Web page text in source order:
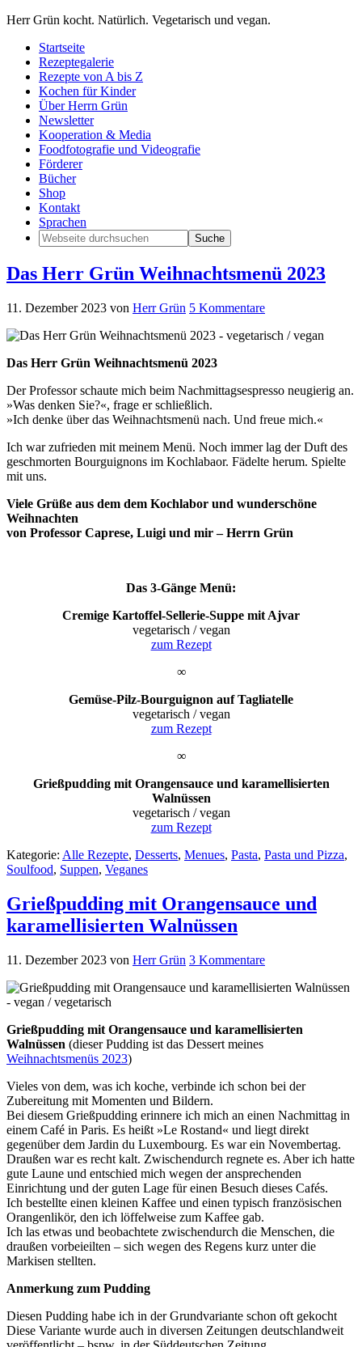
Herr Grün kocht. Natürlich. Vegetarisch und vegan.
Startseite
Rezeptegalerie
Rezepte von A bis Z
Kochen für Kinder
Über Herrn Grün
Newsletter
Kooperation & Media
Foodfotografie und Videografie
Förderer
Bücher
Shop
Kontakt
Sprachen
Das Herr Grün Weihnachtsmenü 2023
11. Dezember 2023 von Herr Grün 5 Kommentare
Das Herr Grün Weihnachtsmenü 2023
Der Professor schaute mich beim Nachmittagsespresso neugierig an.
»Was denken Sie?«, frage er schließlich.
»Ich denke über das Weihnachtsmenü nach. Und freue mich.«
Ich war zufrieden mit meinem Menü. Noch immer lag der Duft des
geschmorten Bourguignons im Kochlabaor. Fädelte herum. Spielte
mit uns.
Viele Grüße aus dem dem Kochlabor und wunderschöne
Weihnachten
von Professor Caprese, Luigi und mir – Herrn Grün
Das 3-Gänge Menü:
Cremige Kartoffel-Sellerie-Suppe mit Ajvar
vegetarisch / vegan
zum Rezept
∞
Gemüse-Pilz-Bourguignon auf Tagliatelle
vegetarisch / vegan
zum Rezept
∞
Grießpudding mit Orangensauce und karamellisierten
Walnüssen
vegetarisch / vegan
zum Rezept
Kategorie: Alle Rezepte, Desserts, Menues, Pasta, Pasta und Pizza,
Soulfood, Suppen, Veganes
Grießpudding mit Orangensauce und
karamellisierten Walnüssen
11. Dezember 2023 von Herr Grün 3 Kommentare
Grießpudding mit Orangensauce und karamellisierten
Walnüssen (dieser Pudding ist das Dessert meines
Weihnachtsmenüs 2023)
Vieles von dem, was ich koche, verbinde ich schon bei der
Zubereitung mit Momenten und Bildern.
Bei diesem Grießpudding erinnere ich mich an einen Nachmittag in
einem Café in Paris. Es heißt »Le Rostand« und liegt direkt
gegenüber dem Jardin du Luxembourg. Es war ein Novembertag.
Draußen war es recht kalt. Zwischendurch regnete es. Aber ich hatte
gute Laune und entschied mich wegen der ansprechenden
Einrichtung und der guten Lage für einen Besuch dieses Cafés.
Ich bestellte einen kleinen Kaffee und einen typisch französischen
Orangenlikör, den ich löffelweise zum Kaffee gab.
Ich las etwas und beobachtete zwischendurch die Menschen, die
draußen vorbeieilten – sich wegen des Regens kurz unter die
Markisen stellten.
Anmerkung zum Pudding
Diesen Pudding habe ich in der Grundvariante schon oft gekocht
Diese Variante wurde auch in diversen Zeitungen deutschlandweit